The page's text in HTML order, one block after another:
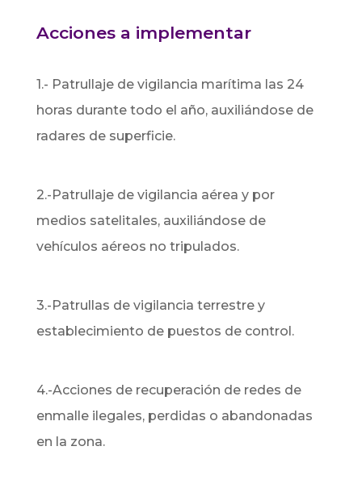
Acciones a implementar
1.- Patrullaje de vigilancia marítima las 24
horas durante todo el año, auxiliándose de
radares de superficie.
2.-Patrullaje de vigilancia aérea y por
medios satelitales, auxiliándose de
vehículos aéreos no tripulados.
3.-Patrullas de vigilancia terrestre y
establecimiento de puestos de control.
4.-Acciones de recuperación de redes de
enmalle ilegales, perdidas o abandonadas
en la zona.